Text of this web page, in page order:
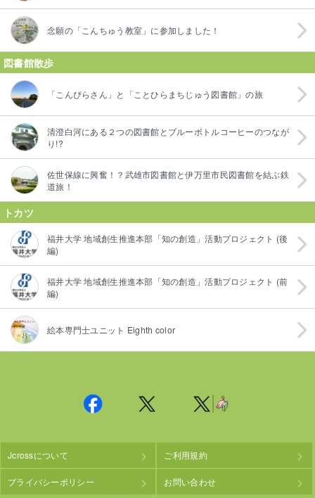
念願の「こんちゅう教室」に参加しました！
図書館散歩
「こんぴらさん」と「ことひらまちじゅう図書館」の旅
清澄白河にある２つの図書館とブルーボトルコーヒーのつなが
り!?
佐世保線に興奮！？武雄市図書館と伊万里市民図書館を結ぶ鉄
道旅！
トカツ
福井大学 地域創生推進本部「知の創造」活動プロジェクト (後
編)
福井大学 地域創生推進本部「知の創造」活動プロジェクト (前
編)
絵本専門士ユニット Eighth color
Jcrossについて ご利用規約
プライバシーポリシー お問い合わせ